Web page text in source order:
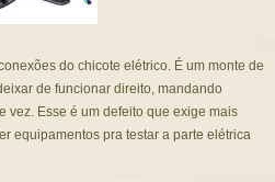
do chicote elétrico. É um monte de
de funcionar direito, mandando
vez. Esse é um defeito que exige mais
equipamentos pra testar a parte elétrica